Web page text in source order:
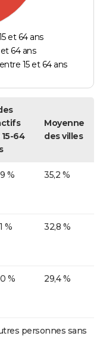
et 64 ans
64 ans
15 et 64 ans
64
Moyenne
des villes
% 35,2 %
% 32,8 %
% 29,4 %
personnes sans